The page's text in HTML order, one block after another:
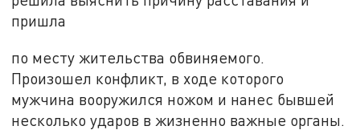
пришла
по месту жительства обвиняемого.
Произошел конфликт, в ходе которого
мужчина вооружился ножом и нанес бывшей
несколько ударов в жизненно важные органы.